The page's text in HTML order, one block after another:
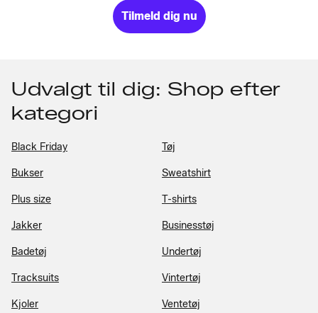
Tilmeld dig nu
Udvalgt til dig: Shop efter
kategori
Black Friday Tøj
Bukser Sweatshirt
Plus size T-shirts
Jakker Businesstøj
Badetøj Undertøj
Tracksuits Vintertøj
Kjoler Ventetøj